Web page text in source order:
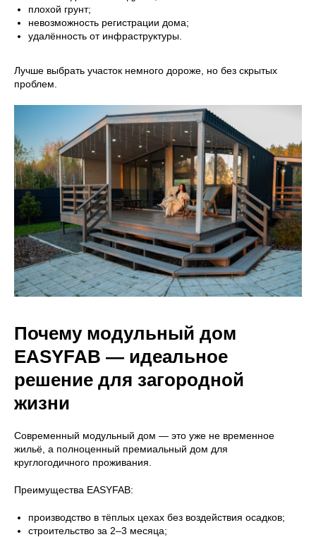
плохой грунт;
невозможность регистрации дома;
удалённость от инфраструктуры.
Лучше выбрать участок немного дороже, но без скрытых
проблем.
Почему модульный дом
EASYFAB — идеальное
решение для загородной
жизни
Современный модульный дом — это уже не временное
жильё, а полноценный премиальный дом для
круглогодичного проживания.
Преимущества EASYFAB:
производство в тёплых цехах без воздействия осадков;
строительство за 2–3 месяца;
8 (800) 301-65-42
Отзывы
Что входит в стоимость
Проекты
Преимущества
Вопросы
Контакты
Галерея
Блог
Безопасность
Дома
EASYONE
EASY40
Согласие на обработку данных
Политика
конфиденциальности
EASY80
EASY110